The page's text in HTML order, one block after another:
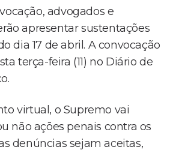
advogados e
apresentar sustentações
dia 17 de abril. A convocação
terça-feira (11) no Diário de
virtual, o Supremo vai
não ações penais contra os
denúncias sejam aceitas,